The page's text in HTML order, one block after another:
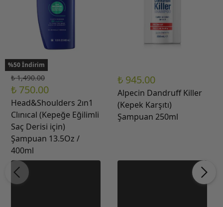
%50 İndirim
₺ 1,490.00
₺ 750.00
Head&Shoulders 2ın1
Clınıcal (Kepeğe Eğilimli
Saç Derisi için)
Şampuan 13.5Oz /
400ml
₺ 945.00
Alpecin Dandruff Killer
(Kepek Karşıtı)
Şampuan 250ml